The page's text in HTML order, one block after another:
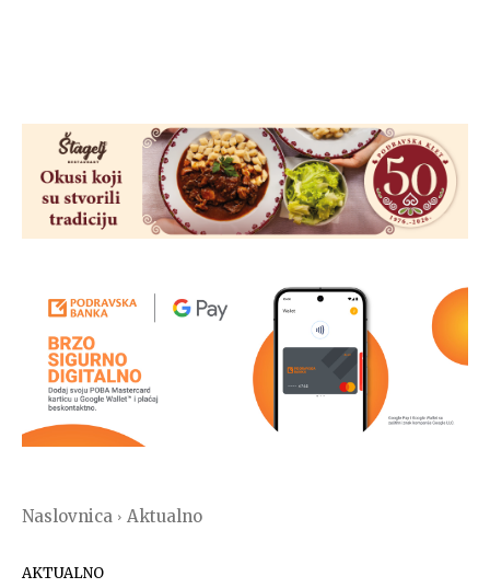
Naslovnica Aktualno
AKTUALNO